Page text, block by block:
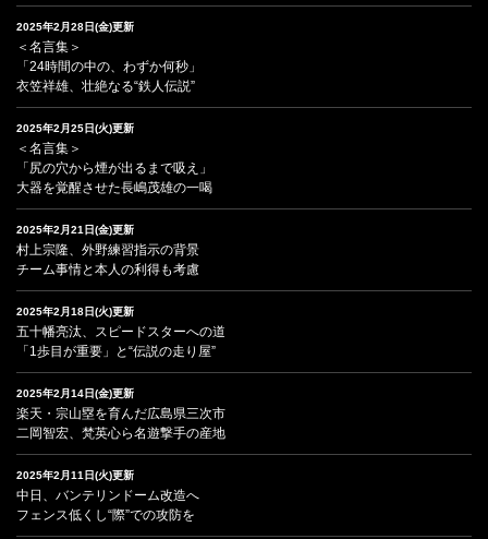
2025年2月28日(金)更新
＜名言集＞
「24時間の中の、わずか何秒」
衣笠祥雄、壮絶なる“鉄人伝説”
2025年2月25日(火)更新
＜名言集＞
「尻の穴から煙が出るまで吸え」
大器を覚醒させた長嶋茂雄の一喝
2025年2月21日(金)更新
村上宗隆、外野練習指示の背景
チーム事情と本人の利得も考慮
2025年2月18日(火)更新
五十幡亮汰、スピードスターへの道
「1歩目が重要」と“伝説の走り屋”
2025年2月14日(金)更新
楽天・宗山塁を育んだ広島県三次市
二岡智宏、梵英心ら名遊撃手の産地
2025年2月11日(火)更新
中日、バンテリンドーム改造へ
フェンス低くし“際”での攻防を